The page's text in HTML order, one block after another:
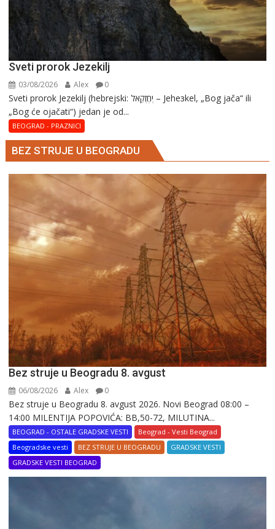
Sveti prorok Jezekilj
03/08/2026 Alex 0
Sveti prorok Jezekilj (hebrejski: יְחֶזְקֵאל – Jehезkel, „Bog jača“ ili
„Bog će ojačati“) jedan je od...
BEOGRAD - PRAZNICI
BEZ STRUJE U BEOGRADU
Bez struje u Beogradu 8. avgust
06/08/2026 Alex 0
Bez struje u Beogradu 8. avgust 2026. Novi Beograd 08:00 –
14:00 MILENTIJA POPOVIĆA: BB,50-72, MILUTINA...
BEOGRAD - OSTALE GRADSKE VESTI
Beograd - Vesti Beograd
Beogradske vesti
BEZ STRUJE U BEOGRADU
GRADSKE VESTI
GRADSKE VESTI BEOGRAD